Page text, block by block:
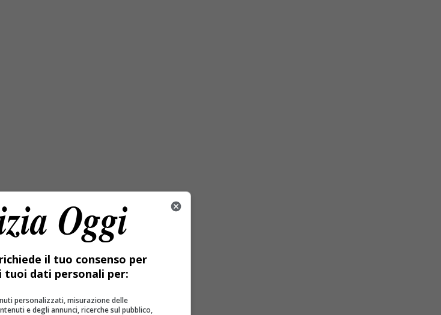
il tuo consenso per
tuoi dati personali per:
personalizzati, misurazione delle
e degli annunci, ricerche sul pubblico,